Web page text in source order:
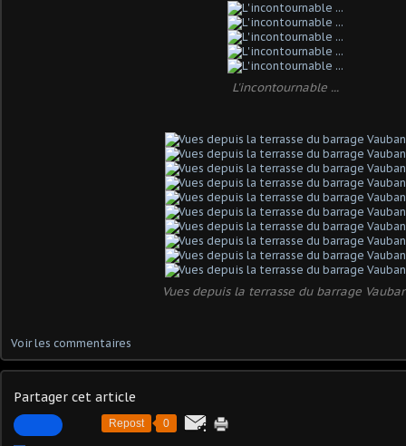
L'incontournable ...
Vues depuis la terrasse du barrage
Voir les commentaires
Partager cet article
Repost 0